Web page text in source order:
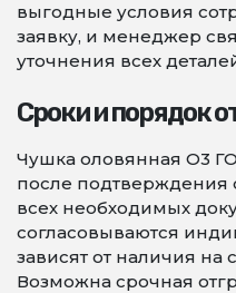
выгодные условия
заявку, и менеджер
уточнения всех
Сроки и порядок
Чушка оловянная О3
после
всех необходимых
согласовываются
зависят от наличия на
Возможна срочная